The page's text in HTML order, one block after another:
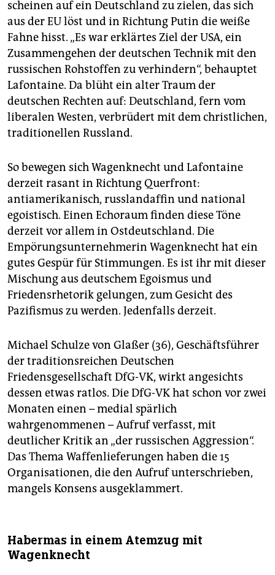
scheinen auf ein Deutschland zu zielen, das sich
aus der EU löst und in Richtung Putin die weiße
Fahne hisst. „Es war erklärtes Ziel der USA, ein
Zusammengehen der deutschen Technik mit den
russischen Rohstoffen zu verhindern“, behauptet
Lafontaine. Da blüht ein alter Traum der
deutschen Rechten auf: Deutschland, fern vom
liberalen Westen, verbrüdert mit dem christlichen,
traditionellen Russland.
So bewegen sich Wagenknecht und Lafontaine
derzeit rasant in Richtung Querfront:
antiamerikanisch, russ­land­affin und national
egoistisch. Einen Echoraum finden diese Töne
derzeit vor allem in Ostdeutschland. Die
Empörungsunternehmerin Wagenknecht hat ein
gutes Gespür für Stimmungen. Es ist ihr mit dieser
Mischung aus deutschem Egoismus und
Friedensrhetorik gelungen, zum Gesicht des
Pazifismus zu werden. Jedenfalls derzeit.
Michael Schulze von Glaßer (36), Geschäftsführer
der traditionsreichen Deutschen
Friedensgesellschaft DfG-VK, wirkt angesichts
dessen etwas ratlos. Die DfG-VK hat schon vor zwei
Monaten einen – medial spärlich
wahrgenommenen – Aufruf verfasst, mit
deutlicher Kritik an „der russischen Aggression“.
Das Thema Waffenlieferungen haben die 15
Organisationen, die den Aufruf unterschrieben,
mangels Konsens ausgeklammert.
Habermas in einem Atemzug mit
Wagenknecht